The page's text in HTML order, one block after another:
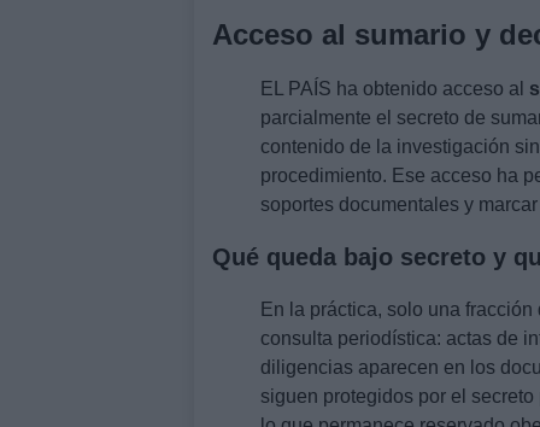
Acceso al sumario y
EL PAÍS ha obtenido acceso al
parcialmente el secreto de
contenido de la investigación
procedimiento. Ese acceso ha
soportes documentales y
Qué queda bajo secreto y
En la práctica, solo una
consulta periodística: actas de
diligencias aparecen en los
siguen protegidos por el